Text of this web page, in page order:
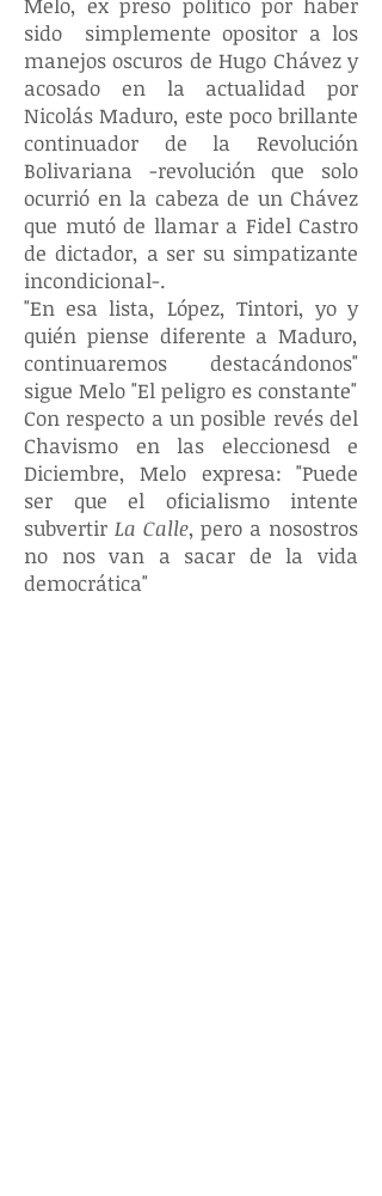
sido simplemente opositor a los
manejos oscuros de Hugo Chávez y
acosado en la actualidad por
Nicolás Maduro, este poco brillante
continuador de la Revolución
Bolivariana -revolución que solo
ocurrió en la cabeza de un Chávez
que mutó de llamar a Fidel Castro
de dictador, a ser su simpatizante
incondicional-.
"En esa lista, López, Tintori, yo y
quién piense diferente a Maduro,
continuaremos destacándonos"
sigue Melo "El peligro es constante"
Con respecto a un posible revés del
Chavismo en las eleccionesd e
Diciembre, Melo expresa: "Puede
ser que el oficialismo intente
subvertir La Calle, pero a nosostros
no nos van a sacar de la vida
democrática"